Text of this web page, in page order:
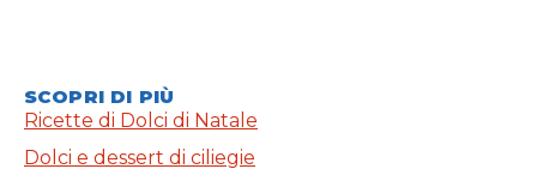
SCOPRI DI PIÙ
Ricette di Dolci di Natale
Dolci e dessert di ciliegie